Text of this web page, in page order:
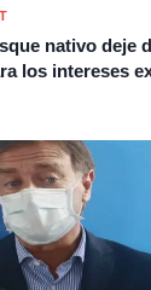
nativo deje
los intereses